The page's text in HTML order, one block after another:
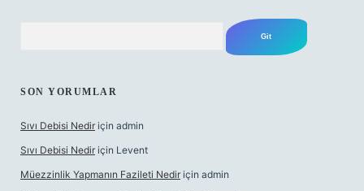
SON YORUMLAR
Sıvı Debisi Nedir için admin
Sıvı Debisi Nedir için Levent
Müezzinlik Yapmanın Fazileti Nedir için admin